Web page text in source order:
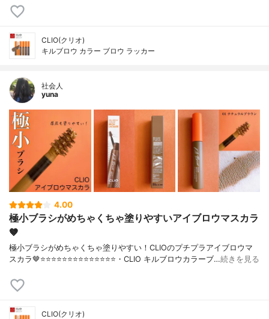
CLIO(クリオ)
キルブロウ カラー ブロウ ラッカー
社会人
yuna
4.00
極小ブラシがめちゃくちゃ塗りやすいアイブロウマスカラ
🤎
極小ブラシがめちゃくちゃ塗りやすい！CLIOのプチプラアイブロウマ
スカラ🤎⭐️⭐️⭐️⭐️⭐️⭐️⭐️⭐️⭐️⭐️⭐️⭐️⭐️⭐️・CLIO キルブロウカラーブ…続きを見る
CLIO(クリオ)